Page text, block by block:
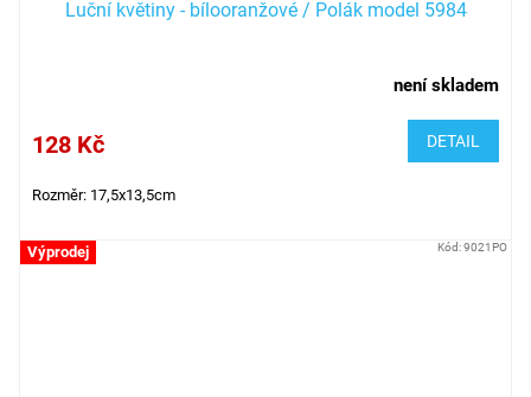
Luční květiny - bílooranžové / Polák model 5984
není skladem
128 Kč DETAIL
Rozměr: 17,5x13,5cm
Výprodej Kód:9021PO